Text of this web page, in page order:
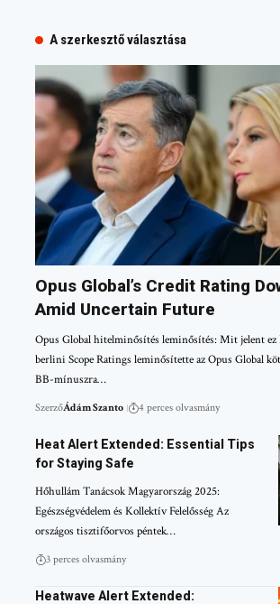
A szerkesztő választása
Opus Global’s Credit Rating
Amid Uncertain Future
Opus Global hitelminősítés leminősítés: Mit jelent ez
berlini Scope Ratings leminősítette az Opus Global
BB-mínuszra…
SzerzőÁdám Szanto 4 perces olvasmány
Heat Alert Extended: Essential Tips
for Staying Safe
Hőhullám Tanácsok Magyarország 2025:
Egészségvédelem és Kollektív Felelősség Az
országos tisztifőorvos péntek…
3 perces olvasmány
Heatwave Alert Extended: